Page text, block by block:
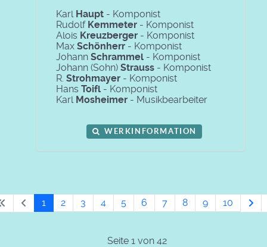
Karl Haupt - Komponist
Rudolf Kemmeter - Komponist
Alois Kreuzberger - Komponist
Max Schönherr - Komponist
Johann Schrammel - Komponist
Johann (Sohn) Strauss - Komponist
R. Strohmayer - Komponist
Hans Toifl - Komponist
Karl Mosheimer - Musikbearbeiter
WERKINFORMATION
1 2 3 4 5 6 7 8 9 10
Seite 1 von 42